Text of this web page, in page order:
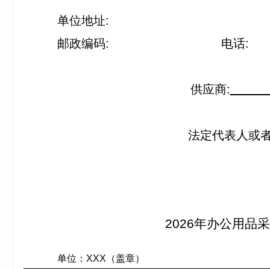
单位地址:
邮政编码: 电话:
供应商:
法定代表人或
2026年办公用品
单位：XXX（盖章）